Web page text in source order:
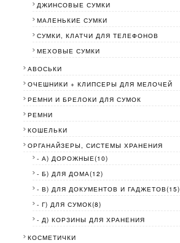
ДЖИНСОВЫЕ СУМКИ
МАЛЕНЬКИЕ СУМКИ
СУМКИ, КЛАТЧИ ДЛЯ ТЕЛЕФОНОВ
МЕХОВЫЕ СУМКИ
АВОСЬКИ
ОЧЕШНИКИ + КЛИПСЕРЫ ДЛЯ МЕЛОЧЕЙ
РЕМНИ И БРЕЛОКИ ДЛЯ СУМОК
РЕМНИ
КОШЕЛЬКИ
ОРГАНАЙЗЕРЫ, СИСТЕМЫ ХРАНЕНИЯ
- А) ДОРОЖНЫЕ(10)
- Б) ДЛЯ ДОМА(12)
- В) ДЛЯ ДОКУМЕНТОВ И ГАДЖЕТОВ(15)
- Г) ДЛЯ СУМОК(8)
- Д) КОРЗИНЫ ДЛЯ ХРАНЕНИЯ
КОСМЕТИЧКИ